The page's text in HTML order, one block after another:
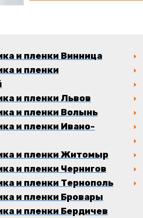
и пленки Винница
и пленки
и пленки Львов
и пленки Волынь
и пленки Ивано-
и пленки Житомыр
и пленки Чернигов
и пленки Тернополь
и пленки Бровары
и пленки Бердичев